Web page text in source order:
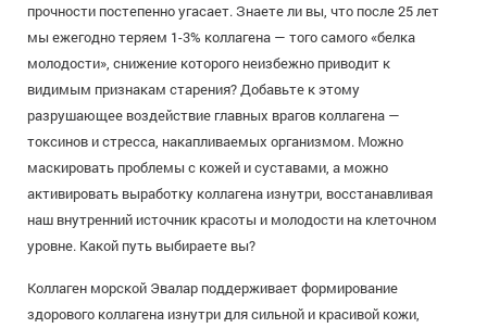
прочности постепенно угасает. Знаете ли вы, что после 25 лет
мы ежегодно теряем 1-3% коллагена — того самого «белка
молодости», снижение которого неизбежно приводит к
видимым признакам старения? Добавьте к этому
разрушающее воздействие главных врагов коллагена —
токсинов и стресса, накапливаемых организмом. Можно
маскировать проблемы с кожей и суставами, а можно
активировать выработку коллагена изнутри, восстанавливая
наш внутренний источник красоты и молодости на клеточном
уровне. Какой путь выбираете вы?
Коллаген морской Эвалар поддерживает формирование
здорового коллагена изнутри для сильной и красивой кожи,